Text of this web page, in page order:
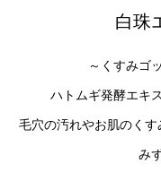
白珠
～くすみゴ
ハトムギ発酵エキ
毛穴の汚れやお肌のく
み